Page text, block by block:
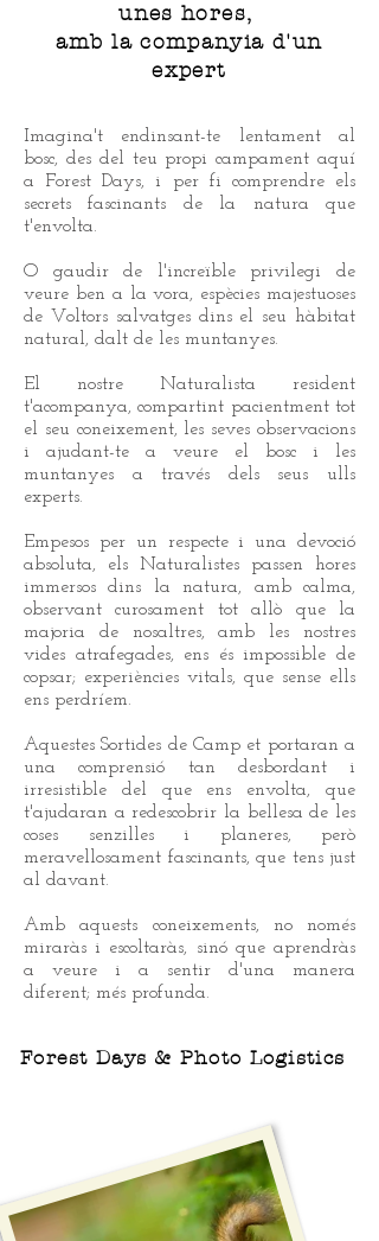
unes hores,
amb la companyia d'un
expert
Imagina't endinsant-te lentament al
bosc, des del teu propi campament aquí
a Forest Days, i per fi comprendre els
secrets fascinants de la natura que
t'envolta.
O gaudir de l'increïble privilegi de
veure ben a la vora, espècies majestuoses
de Voltors salvatges dins el seu hàbitat
natural, dalt de les muntanyes.
El nostre Naturalista resident
t'acompanya, compartint pacientment tot
el seu coneixement, les seves observacions
i ajudant-te a veure el bosc i les
muntanyes a través dels seus ulls
experts.
Empesos per un respecte i una devoció
absoluta, els Naturalistes passen hores
immersos dins la natura, amb calma,
observant curosament tot allò que la
majoria de nosaltres, amb les nostres
vides atrafegades, ens és impossible de
copsar; experiències vitals, que sense ells
ens perdríem.
Aquestes Sortides de Camp et portaran a
una comprensió tan desbordant i
irresistible del que ens envolta, que
t'ajudaran a redescobrir la bellesa de les
coses senzilles i planeres, però
meravellosament fascinants, que tens just
al davant.
Amb aquests coneixements, no només
miraràs i escoltaràs, sinó que aprendràs
a veure i a sentir d'una manera
diferent; més profunda.
Forest Days & Photo Logistics